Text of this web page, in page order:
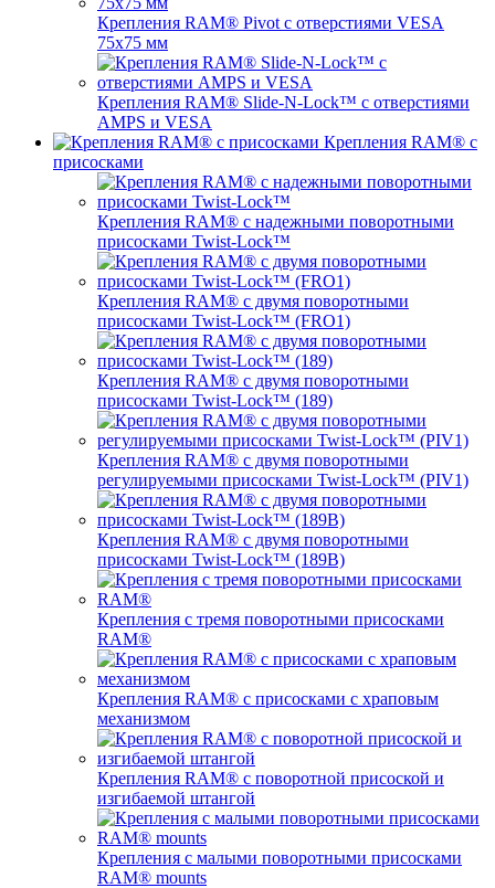
Крепления RAM® Pivot с отверстиями VESA
75x75 мм
Крепления RAM® Slide-N-Lock™ с отверстиями
AMPS и VESA
Крепления RAM® с
присосками
Крепления RAM® с надежными поворотными
присосками Twist-Lock™
Крепления RAM® с двумя поворотными
присосками Twist-Lock™ (FRO1)
Крепления RAM® с двумя поворотными
присосками Twist-Lock™ (189)
Крепления RAM® с двумя поворотными
регулируемыми присосками Twist-Lock™ (PIV1)
Крепления RAM® с двумя поворотными
присосками Twist-Lock™ (189B)
Крепления с тремя поворотными присосками
RAM®
Крепления RAM® с присосками с храповым
механизмом
Крепления RAM® с поворотной присоской и
изгибаемой штангой
Крепления с малыми поворотными присосками
RAM® mounts